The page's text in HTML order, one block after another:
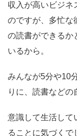
収入が高いビジネ
のですが、多忙な
の読書ができるか
いるから。
みんなが5分や10
りに、読書などの
意識して生活して
ることに気づくで